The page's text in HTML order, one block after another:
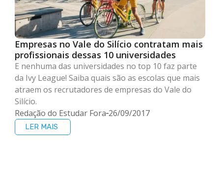
Empresas no Vale do Silício contratam mais
profissionais dessas 10 universidades
E nenhuma das universidades no top 10 faz parte
da Ivy League! Saiba quais são as escolas que mais
atraem os recrutadores de empresas do Vale do
Silício.
Redação do Estudar Fora 26/09/2017
LER MAIS